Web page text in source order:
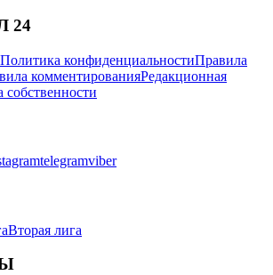
24
Политика конфиденциальностиПравила
комментированияРедакционная
собственности
telegramviber
Вторая лига